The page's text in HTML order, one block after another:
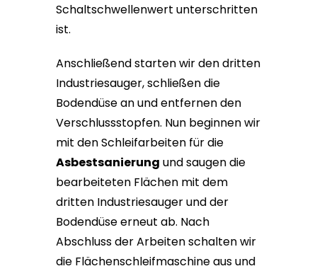
Schaltschwellenwert unterschritten
ist.
Anschließend starten wir den dritten
Industriesauger, schließen die
Bodendüse an und entfernen den
Verschlussstopfen. Nun beginnen wir
mit den Schleifarbeiten für die
Asbestsanierung und saugen die
bearbeiteten Flächen mit dem
dritten Industriesauger und der
Bodendüse erneut ab. Nach
Abschluss der Arbeiten schalten wir
die Flächenschleifmaschine aus und